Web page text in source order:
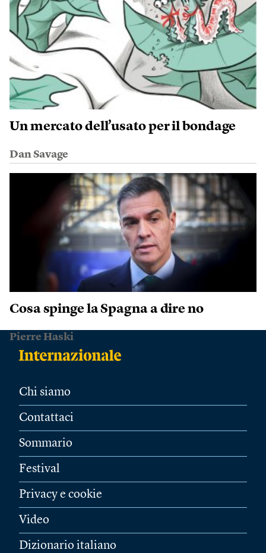
Un mercato dell’usato per il bondage
Dan Savage
Cosa spinge la Spagna a dire no
Pierre Haski
Chi siamo
Contattaci
Sommario
Festival
Privacy e cookie
Video
Dizionario italiano